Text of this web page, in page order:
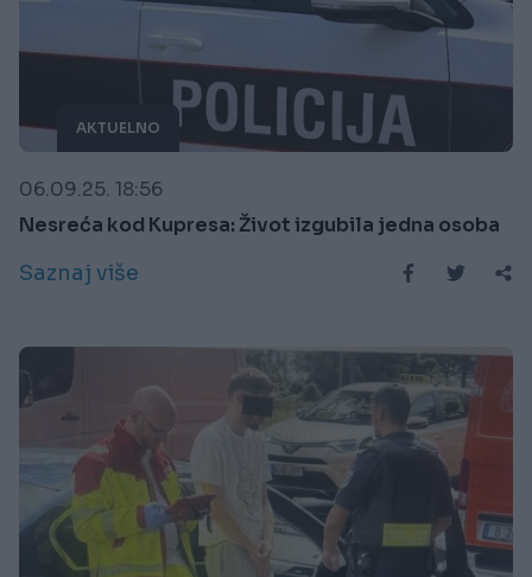
AKTUELNO
06.09.25. 18:56
Nesreća kod Kupresa: Život izgubila jedna osoba
Saznaj više